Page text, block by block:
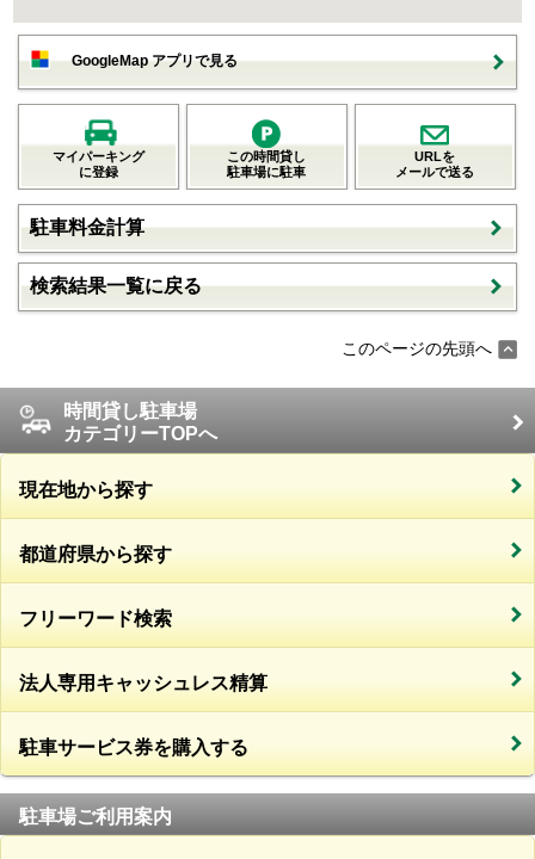
GoogleMap アプリで見る
マイパーキング
に登録
この時間貸し
駐車場に駐車
URLを
メールで送る
駐車料金計算
検索結果一覧に戻る
このページの先頭へ
時間貸し駐車場
カテゴリーTOPへ
現在地から探す
都道府県から探す
フリーワード検索
法人専用キャッシュレス精算
駐車サービス券を購入する
駐車場ご利用案内